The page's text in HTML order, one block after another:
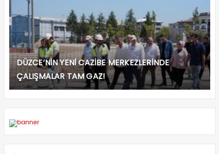
DÜZCE’NİN YENİ CAZİBE MERKEZLERİNDE
ÇALIŞMALAR TAM GAZ!